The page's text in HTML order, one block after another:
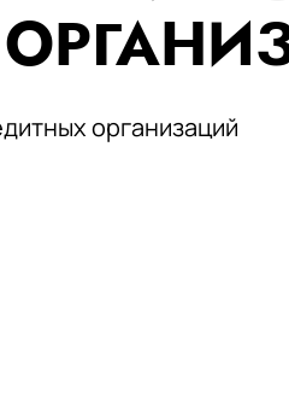
организаций